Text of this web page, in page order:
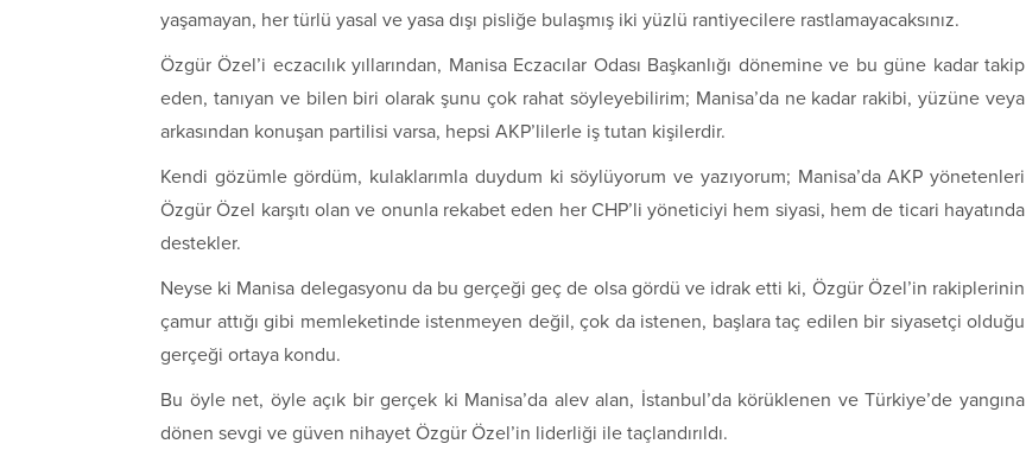
yaşamayan, her türlü yasal ve yasa dışı pisliğe bulaşmış iki yüzlü rantiyecilere rastlamayacaksınız.
Özgür Özel’i eczacılık yıllarından, Manisa Eczacılar Odası Başkanlığı dönemine ve bu güne kadar takip
eden, tanıyan ve bilen biri olarak şunu çok rahat söyleyebilirim; Manisa’da ne kadar rakibi, yüzüne veya
arkasından konuşan partilisi varsa, hepsi AKP’lilerle iş tutan kişilerdir.
Kendi gözümle gördüm, kulaklarımla duydum ki söylüyorum ve yazıyorum; Manisa’da AKP yönetenleri
Özgür Özel karşıtı olan ve onunla rekabet eden her CHP’li yöneticiyi hem siyasi, hem de ticari hayatında
destekler.
Neyse ki Manisa delegasyonu da bu gerçeği geç de olsa gördü ve idrak etti ki, Özgür Özel’in rakiplerinin
çamur attığı gibi memleketinde istenmeyen değil, çok da istenen, başlara taç edilen bir siyasetçi olduğu
gerçeği ortaya kondu.
Bu öyle net, öyle açık bir gerçek ki Manisa’da alev alan, İstanbul’da körüklenen ve Türkiye’de yangına
dönen sevgi ve güven nihayet Özgür Özel’in liderliği ile taçlandırıldı.